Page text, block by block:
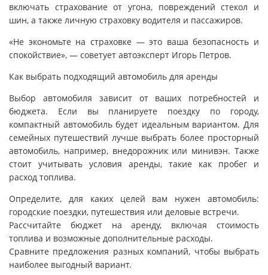
включать страхование от угона, повреждений стекол и
шин, а также личную страховку водителя и пассажиров.
«Не экономьте на страховке — это ваша безопасность и
спокойствие», — советует автоэксперт Игорь Петров.
Как выбрать подходящий автомобиль для аренды
Выбор автомобиля зависит от ваших потребностей и
бюджета. Если вы планируете поездку по городу,
компактный автомобиль будет идеальным вариантом. Для
семейных путешествий лучше выбрать более просторный
автомобиль, например, внедорожник или минивэн. Также
стоит учитывать условия аренды, такие как пробег и
расход топлива.
Определите, для каких целей вам нужен автомобиль:
городские поездки, путешествия или деловые встречи.
Рассчитайте бюджет на аренду, включая стоимость
топлива и возможные дополнительные расходы.
Сравните предложения разных компаний, чтобы выбрать
наиболее выгодный вариант.